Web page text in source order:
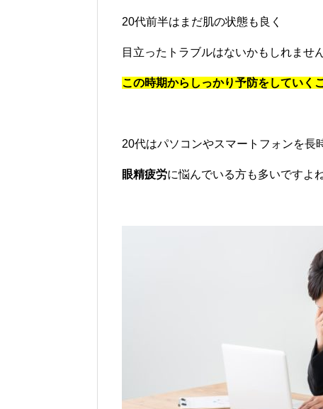
20代前半はまだ肌の状態も良く
目立ったトラブルはないかもしれませ
この時期からしっかり予防をしていく
20代はパソコンやスマートフォンを長
眼精疲労に悩んでいる方も多いですよね